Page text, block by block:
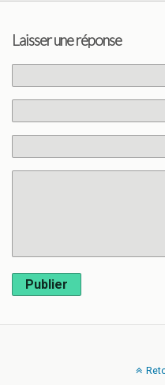
Laisser une réponse
Publier